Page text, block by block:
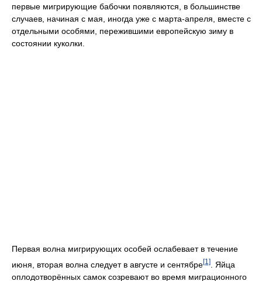
первые мигрирующие бабочки появляются, в большинстве
случаев, начиная с мая, иногда уже с марта-апреля, вместе с
отдельными особями, пережившими европейскую зиму в
состоянии куколки.
Первая волна мигрирующих особей ослабевает в течение
июня, вторая волна следует в августе и сентябре[1]
. Яйца
оплодотворённых самок созревают во время миграционного